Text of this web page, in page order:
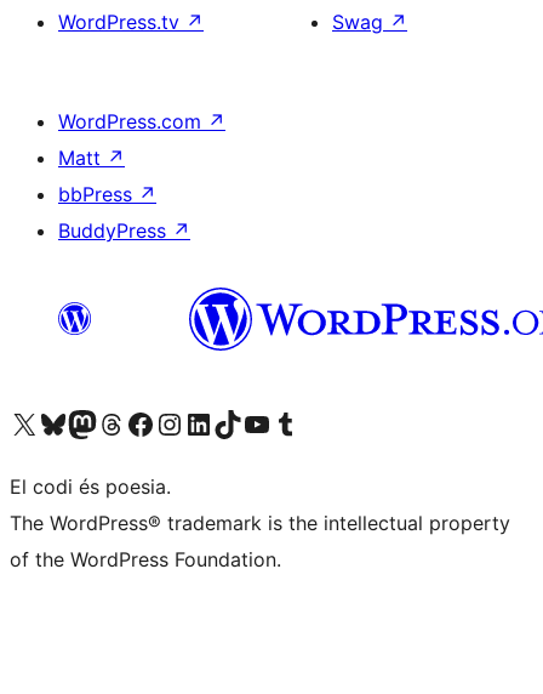
WordPress.tv ↗
Swag ↗
WordPress.com ↗
Matt ↗
bbPress ↗
BuddyPress ↗
Visiteu el nostre compte X (abans Twitter)
Visiteu el nostre compte de Bluesky
Visiteu el nostre compte al Mastodon
Visiteu el nostre compte de Threads
Visiteu la nostra pàgina al Facebook
Visiteu el nostre compte d'Instagram
Visiteu el nostre compte de LinkedIn
Visiteu el nostre compte de TikTok
Visiteu el nostre canal al YouTube
Visiteu el nostre compte de Tumblr
El codi és poesia.
The WordPress® trademark is the intellectual property
of the WordPress Foundation.